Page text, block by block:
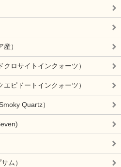
）
ロサイトインクォーツ）
ピドートインクォーツ）
Quartz）
ム）